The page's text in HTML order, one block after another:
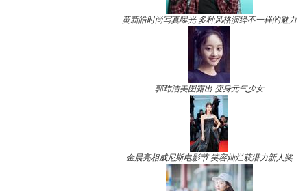
黄新皓时尚写真曝光 多种风格演绎不一样的魅力
郭玮洁美图露出 变身元气少女
金晨亮相威尼斯电影节 笑容灿烂获潜力新人奖